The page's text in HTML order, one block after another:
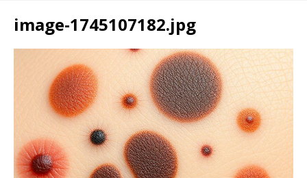
image-1745107182.jpg